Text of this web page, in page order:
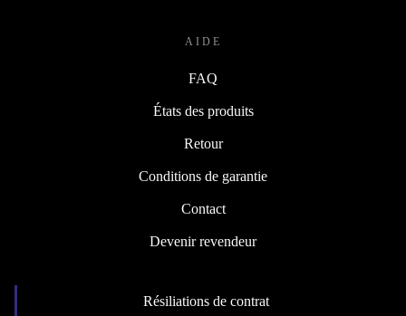
AIDE
FAQ
États des produits
Retour
Conditions de garantie
Contact
Devenir revendeur
Résiliations de contrat